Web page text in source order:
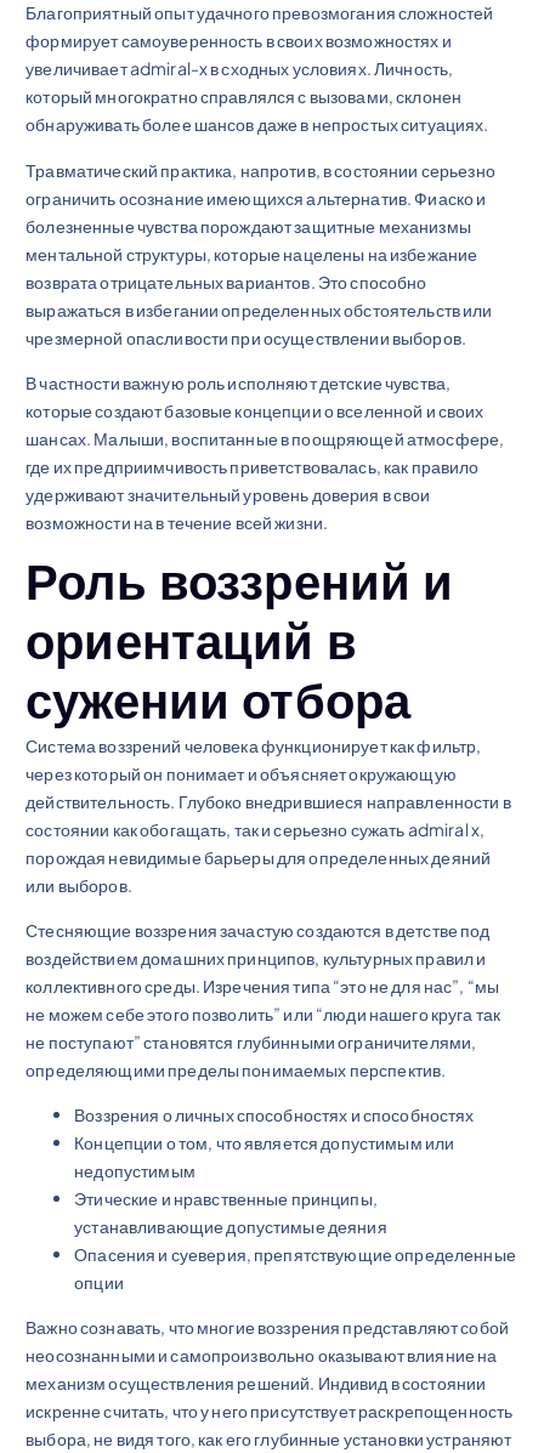
Благоприятный опыт удачного превозмогания сложностей
формирует самоуверенность в своих возможностях и
увеличивает admiral-x в сходных условиях. Личность,
который многократно справлялся с вызовами, склонен
обнаруживать более шансов даже в непростых ситуациях.
Травматический практика, напротив, в состоянии серьезно
ограничить осознание имеющихся альтернатив. Фиаско и
болезненные чувства порождают защитные механизмы
ментальной структуры, которые нацелены на избежание
возврата отрицательных вариантов. Это способно
выражаться в избегании определенных обстоятельств или
чрезмерной опасливости при осуществлении выборов.
В частности важную роль исполняют детские чувства,
которые создают базовые концепции о вселенной и своих
шансах. Малыши, воспитанные в поощряющей атмосфере,
где их предприимчивость приветствовалась, как правило
удерживают значительный уровень доверия в свои
возможности на в течение всей жизни.
Роль воззрений и
ориентаций в
сужении отбора
Система воззрений человека функционирует как фильтр,
через который он понимает и объясняет окружающую
действительность. Глубоко внедрившиеся направленности в
состоянии как обогащать, так и серьезно сужать admiral x,
порождая невидимые барьеры для определенных деяний
или выборов.
Стесняющие воззрения зачастую создаются в детстве под
воздействием домашних принципов, культурных правил и
коллективного среды. Изречения типа “это не для нас”, “мы
не можем себе этого позволить” или “люди нашего круга так
не поступают” становятся глубинными ограничителями,
определяющими пределы понимаемых перспектив.
Воззрения о личных способностях и способностях
Концепции о том, что является допустимым или
недопустимым
Этические и нравственные принципы,
устанавливающие допустимые деяния
Опасения и суеверия, препятствующие определенные
опции
Важно сознавать, что многие воззрения представляют собой
неосознанными и самопроизвольно оказывают влияние на
механизм осуществления решений. Индивид в состоянии
искренне считать, что у него присутствует раскрепощенность
выбора, не видя того, как его глубинные установки устраняют